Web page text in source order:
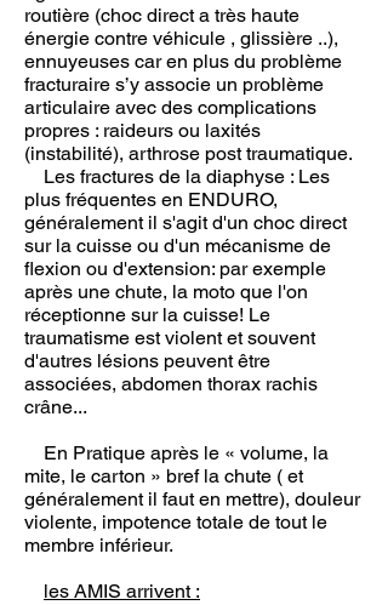
routière (choc direct a très haute
énergie contre véhicule , glissière ..),
ennuyeuses car en plus du problème
fracturaire s’y associe un problème
articulaire avec des complications
propres : raideurs ou laxités
(instabilité), arthrose post traumatique.
Les fractures de la diaphyse : Les
plus fréquentes en ENDURO,
généralement il s'agit d'un choc direct
sur la cuisse ou d'un mécanisme de
flexion ou d'extension: par exemple
après une chute, la moto que l'on
réceptionne sur la cuisse! Le
traumatisme est violent et souvent
d'autres lésions peuvent être
associées, abdomen thorax rachis
crâne...
En Pratique après le « volume, la
mite, le carton » bref la chute ( et
généralement il faut en mettre), douleur
violente, impotence totale de tout le
membre inférieur.
les AMIS arrivent :